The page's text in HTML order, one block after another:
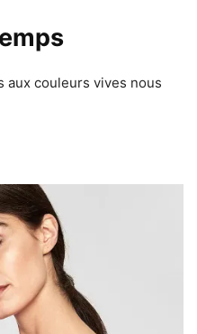
aux couleurs vives nous